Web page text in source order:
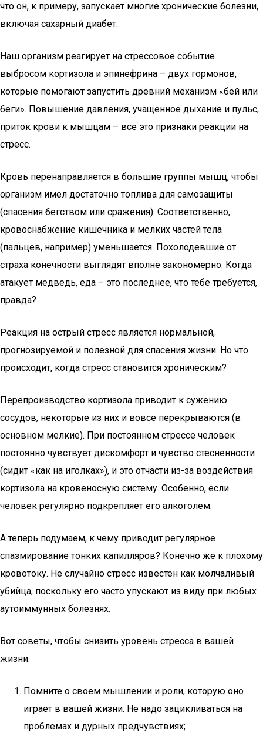
что он, к примеру, запускает многие хронические болезни,
включая сахарный диабет.
Наш организм реагирует на стрессовое событие
выбросом кортизола и эпинефрина – двух гормонов,
которые помогают запустить древний механизм «бей или
беги». Повышение давления, учащенное дыхание и пульс,
приток крови к мышцам – все это признаки реакции на
стресс.
Кровь перенаправляется в большие группы мышц, чтобы
организм имел достаточно топлива для самозащиты
(спасения бегством или сражения). Соответственно,
кровоснабжение кишечника и мелких частей тела
(пальцев, например) уменьшается. Похолодевшие от
страха конечности выглядят вполне закономерно. Когда
атакует медведь, еда – это последнее, что тебе требуется,
правда?
Реакция на острый стресс является нормальной,
прогнозируемой и полезной для спасения жизни. Но что
происходит, когда стресс становится хроническим?
Перепроизводство кортизола приводит к сужению
сосудов, некоторые из них и вовсе перекрываются (в
основном мелкие). При постоянном стрессе человек
постоянно чувствует дискомфорт и чувство стесненности
(сидит «как на иголках»), и это отчасти из-за воздействия
кортизола на кровеносную систему. Особенно, если
человек регулярно подкрепляет его алкоголем.
А теперь подумаем, к чему приводит регулярное
спазмирование тонких капилляров? Конечно же к плохому
кровотоку. Не случайно стресс известен как молчаливый
убийца, поскольку его часто упускают из виду при любых
аутоиммунных болезнях.
Вот советы, чтобы снизить уровень стресса в вашей
жизни:
Помните о своем мышлении и роли, которую оно
играет в вашей жизни. Не надо зацикливаться на
проблемах и дурных предчувствиях;